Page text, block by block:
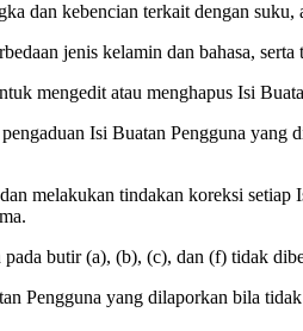
dan kebencian terkait dengan
jenis kelamin dan bahasa,
mengedit atau menghapus Isi
Isi Buatan Pengguna
melakukan tindakan koreksi
butir (a), (b), (c), dan (f) tidak
Pengguna yang dilaporkan bila